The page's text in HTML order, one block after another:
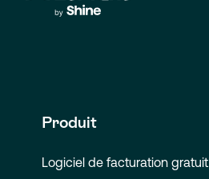
Produit
Logiciel de facturation gratuit